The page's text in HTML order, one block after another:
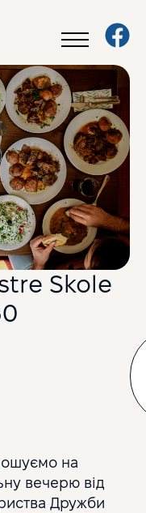
Skole
на
вечерю від
Дружби